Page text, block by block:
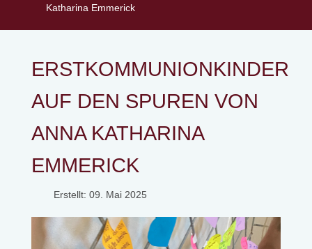
Katharina Emmerick
ERSTKOMMUNIONKINDER
AUF DEN SPUREN VON
ANNA KATHARINA
EMMERICK
Erstellt: 09. Mai 2025